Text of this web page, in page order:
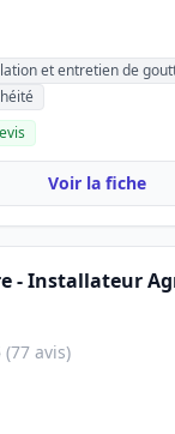
et entretien de
Voir la fiche
- Installateur
(77 avis)